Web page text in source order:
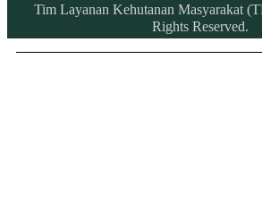
Tim Layanan Kehutanan Masyarakat
Rights Reserved.